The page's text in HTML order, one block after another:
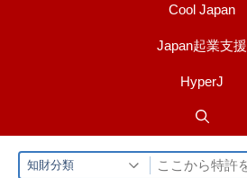
Cool Japan
Japan起業支援
HyperJ
知財分類